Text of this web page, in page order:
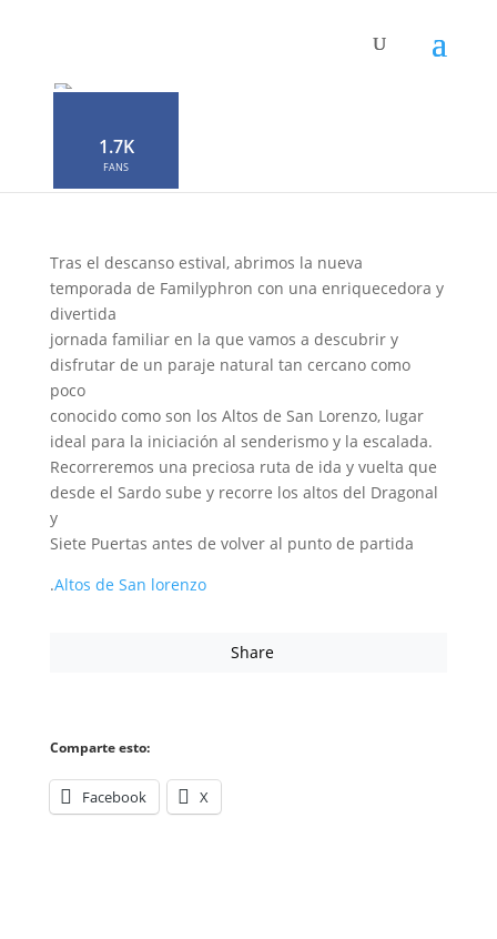
1.7K
FANS
Familyphron Altos de San
Neophron
Tras el descanso estival, abrimos la nueva
temporada de Familyphron con una enriquecedora y
divertida
jornada familiar en la que vamos a descubrir y
disfrutar de un paraje natural tan cercano como
poco
conocido como son los Altos de San Lorenzo, lugar
ideal para la iniciación al senderismo y la escalada.
Recorreremos una preciosa ruta de ida y vuelta que
desde el Sardo sube y recorre los altos del Dragonal
y
Siete Puertas antes de volver al punto de partida
.Altos de San lorenzo
Share
Comparte esto:
Facebook X